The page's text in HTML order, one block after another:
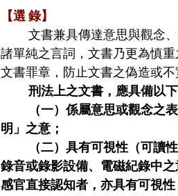
【選 錄】
文書兼具傳達意思與觀念
諸單純之言詞，文書乃更為慎
文書罪章，防止文書之偽造或
刑法上之文書，應具備以下
（一）係屬意思或觀念之
明」之意；
（二）具有可視性（可讀
錄音或錄影設備、電磁紀錄中
感官直接認知者，亦具有可視性